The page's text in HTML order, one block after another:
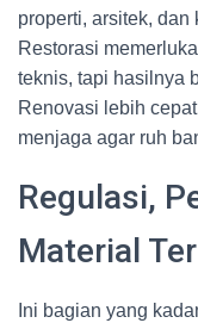
properti, arsitek, dan
Restorasi
teknis, tapi hasilnya
Renovasi lebih
menjaga agar ruh
Regulasi,
Material
Ini bagian yang